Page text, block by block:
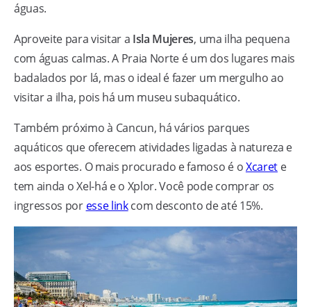
águas.
Aproveite para visitar a Isla Mujeres, uma ilha pequena
com águas calmas. A Praia Norte é um dos lugares mais
badalados por lá, mas o ideal é fazer um mergulho ao
visitar a ilha, pois há um museu subaquático.
Também próximo à Cancun, há vários parques
aquáticos que oferecem atividades ligadas à natureza e
aos esportes. O mais procurado e famoso é oXcaret e
tem ainda o Xel-há e o Xplor. Você pode comprar os
ingressos por esse linkcom desconto de até 15%.